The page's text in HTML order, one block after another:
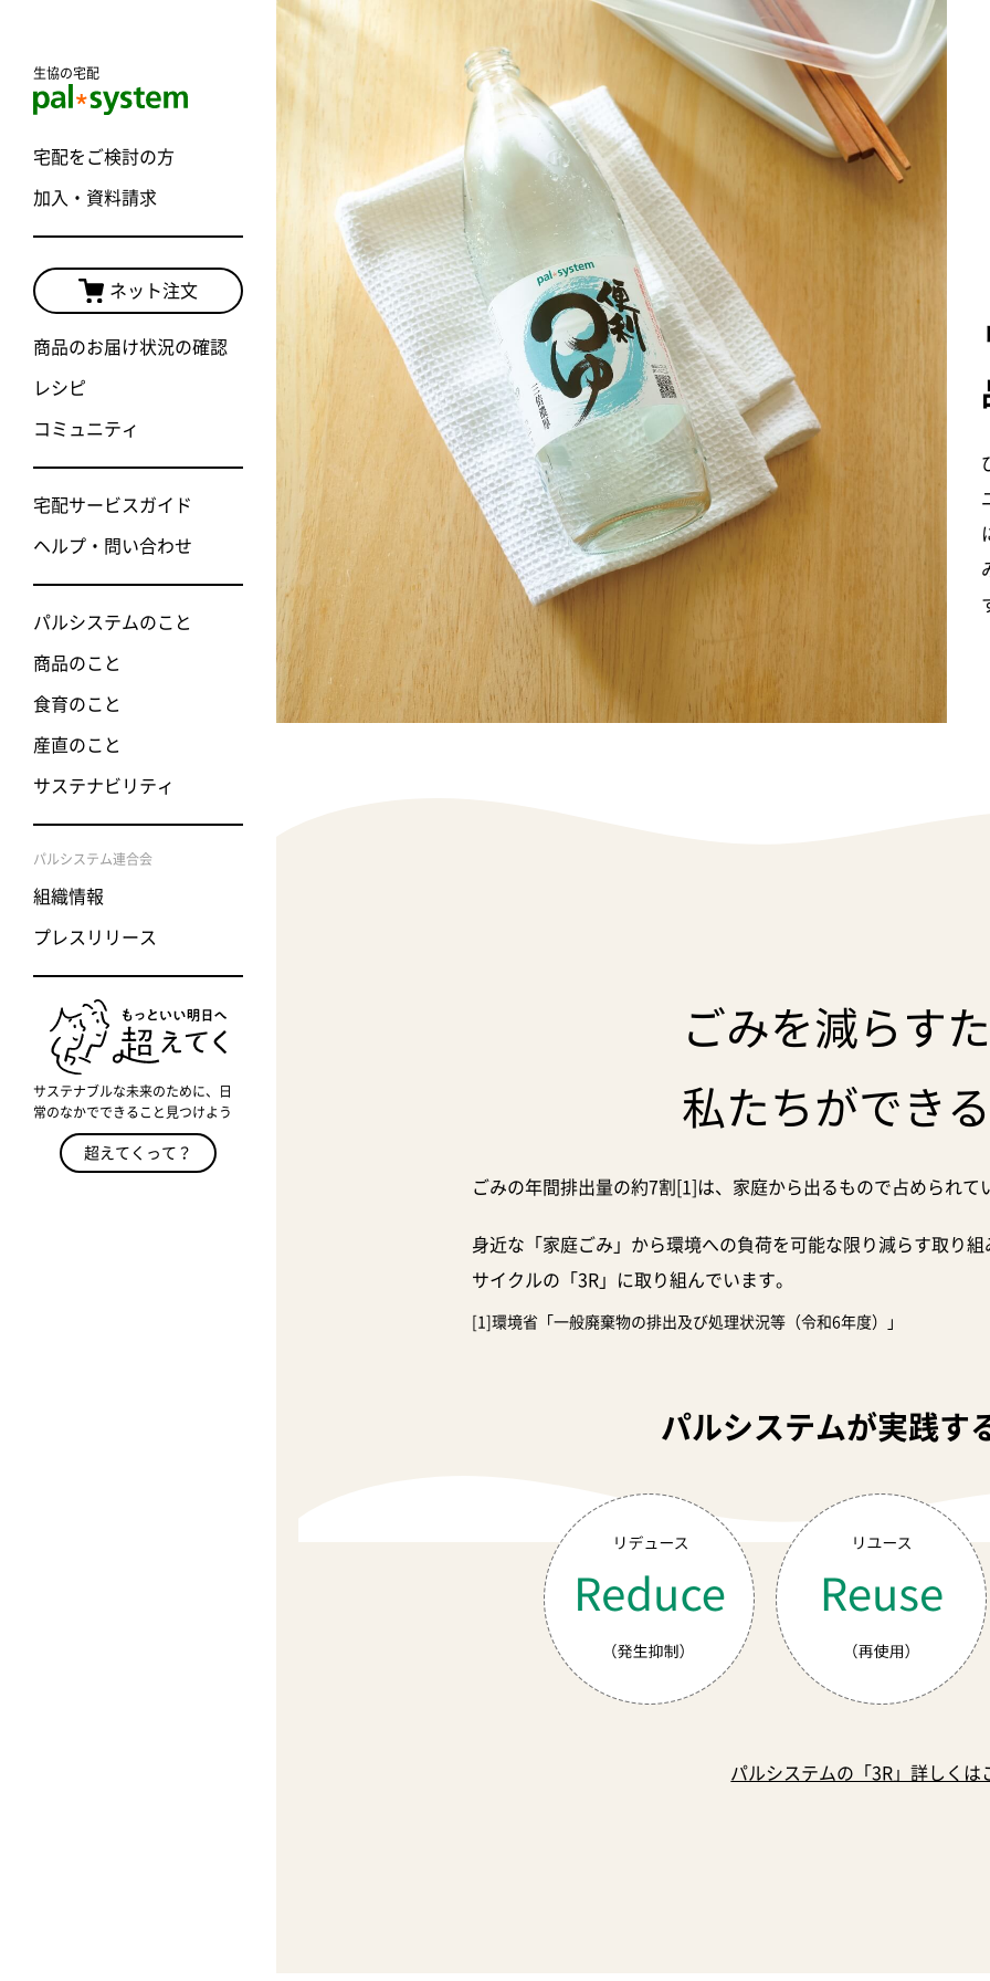
生協の宅配
宅配をご検討の方
加入・資料請求
ネット注文
商品のお届け状況の確認
レシピ
コミュニティ
宅配サービスガイド
ヘルプ・問い合わせ
パルシステムのこと
商品のこと
食育のこと
産直のこと
サステナビリティ
パルシステム連合会
組織情報
プレスリリース
サステナブルな未来のために、日
常のなかでできること見つけよう
超えてくって？
ごみを減らす
私たちができ
ごみの年間排出量の約7割[1]は、家庭から出るもので占められて
身近な「家庭ごみ」から環境への負荷を可能な限り減らす取り
サイクルの「3R」に取り組んでいます。
[1]環境省「一般廃棄物の排出及び処理状況等（令和6年度）」
パルシステムが実践す
パルシステムの「3R」詳しくは